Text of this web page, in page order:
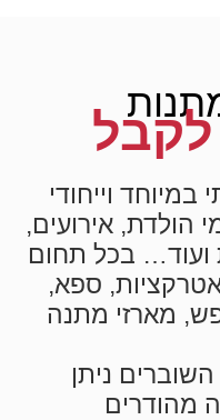
וייחודי
הולדת, אירועים,
ועוד… בכל תחום
ספא,
מארזי מתנה
ניתן
מהודרים